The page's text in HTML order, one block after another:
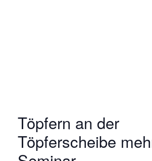
Töpfern an der
Töpferscheibe